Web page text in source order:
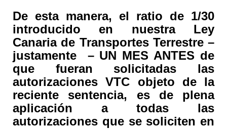
De esta manera, el ratio de 1/30
introducido en nuestra Ley
Canaria de Transportes Terrestre –
justamente – UN MES ANTES de
que fueran solicitadas las
autorizaciones VTC objeto de la
reciente sentencia, es de plena
aplicación a todas las
autorizaciones que se soliciten en